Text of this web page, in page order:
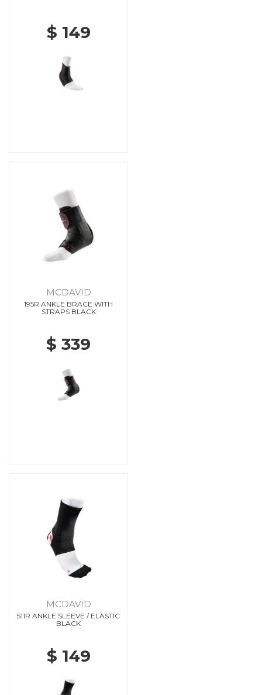
$ 149
MCDAVID
195R ANKLE BRACE WITH
STRAPS BLACK
$ 339
MCDAVID
511R ANKLE SLEEVE / ELASTIC
BLACK
$ 149